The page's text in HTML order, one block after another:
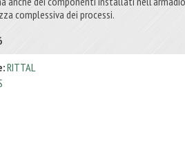
complessiva dei processi.
RITTAL